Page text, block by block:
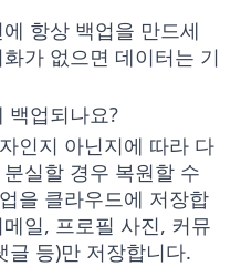
항상 백업을 만드세
가 없으면 데이터는 기
백업되나요?
인지 아닌지에 따라 다
실할 경우 복원할 수
을 클라우드에 저장합
일, 프로필 사진, 커뮤
글 등)만 저장합니다.